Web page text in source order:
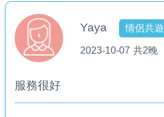
Yaya 情侶共遊
2023-10-07 共2晚
服務很好